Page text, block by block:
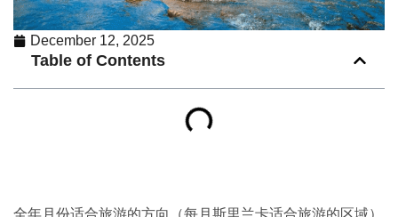
December 12, 2025
Table of Contents
全年月份适合旅游的方向（每月斯里兰卡适合旅游的区域）